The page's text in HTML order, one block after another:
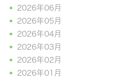
2026年06月
2026年05月
2026年04月
2026年03月
2026年02月
2026年01月